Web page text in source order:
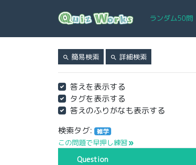
ランダム50問
search 簡易検索 search 詳細検索
答えを表示する
タグを表示する
答えのふりがなも表示する
検索タグ:
雑学
この問題で早押し練習 double_arrow
Question